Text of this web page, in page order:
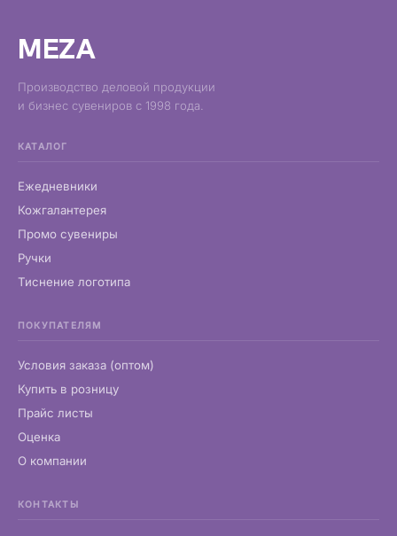
MEZA
Производство деловой продукции
и бизнес сувениров с 1998 года.
КАТАЛОГ
Ежедневники
Кожгалантерея
Промо сувениры
Ручки
Тиснение логотипа
ПОКУПАТЕЛЯМ
Условия заказа (оптом)
Купить в розницу
Прайс листы
Оценка
О компании
КОНТАКТЫ